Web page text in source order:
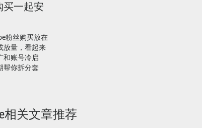
买一起安
粉丝购买放在
放量，看起来
和账号冷启
帮你拆分套
相关文章推荐